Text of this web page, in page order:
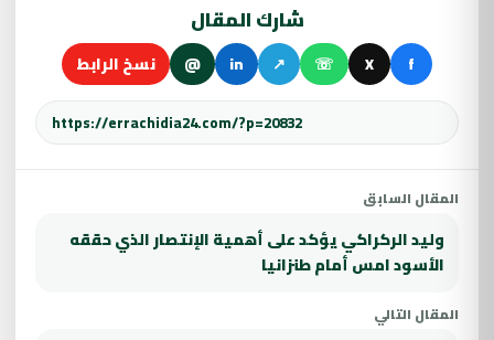
شارك المقال
f
X
☏
↗
in
@ نسخ الرابط
المقال السابق
وليد الركراكي يؤكد على أهمية الإنتصار الذي حققه
الأسود امس أمام طنزانيا
المقال التالي